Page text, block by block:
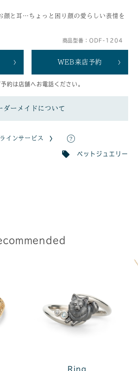
顔と耳…ちょっと困り顔の愛らしい表情を
商品型番：ODF-1204
WEB来店予約
約は店舗へお電話ください。
ダーメイドについて
インサービス
ペットジュエリー
Ring